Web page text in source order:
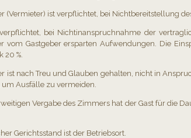
(Vermieter) ist verpflichtet, bei Nichtbereitstellung
bei Nichtinanspruchnahme der
vom Gastgeber ersparten Aufwendungen. Die
20 %.
ist nach Treu und Glauben gehalten, nicht in
um Ausfälle zu vermeiden.
Vergabe des Zimmers hat der Gast für die
Gerichtsstand ist der Betriebsort.